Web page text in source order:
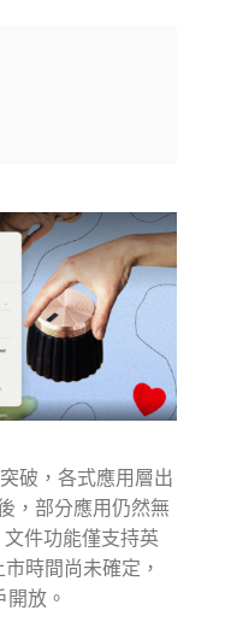
破，各式應用層出
，部分應用仍然無
文件功能僅支持英
時間尚未確定，
放。